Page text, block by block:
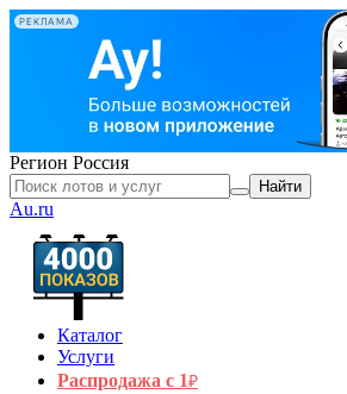
РЕКЛАМА
Регион Россия
Найти
Au.ru
Каталог
Услуги
Распродажа с 1₽